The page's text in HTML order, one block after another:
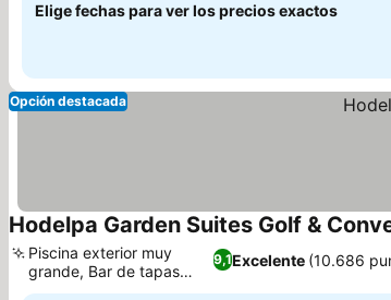
Elige fechas para ver los precios exactos
Opción destacada
Hodelpa Garden Suites Golf &
9,1Excelente (10.686
Piscina exterior muy
grande, Bar de tapas
íntimo